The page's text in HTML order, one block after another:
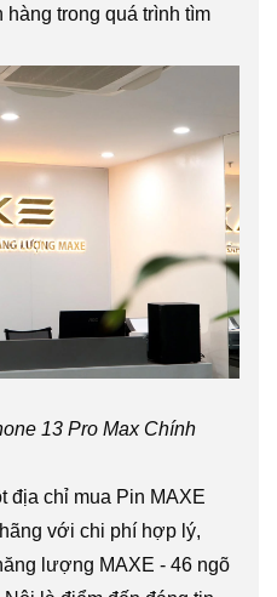
trong quá trình tìm
13 Pro Max Chính
địa chỉ mua Pin MAXE
với chi phí hợp lý,
lượng MAXE - 46 ngõ